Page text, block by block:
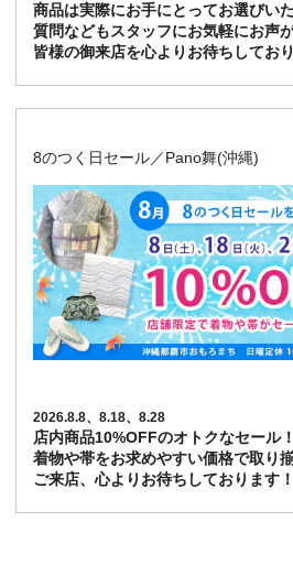
商品は実際にお手にとってお選びい
質問などもスタッフにお気軽にお声
皆様の御来店を心よりお待ちしてお
8のつく日セール／Pano舞(沖縄)
2026.8.8、8.18、8.28
店内商品10%OFFのオトクなセール！
着物や帯をお求めやすい価格で取り
ご来店、心よりお待ちしております！